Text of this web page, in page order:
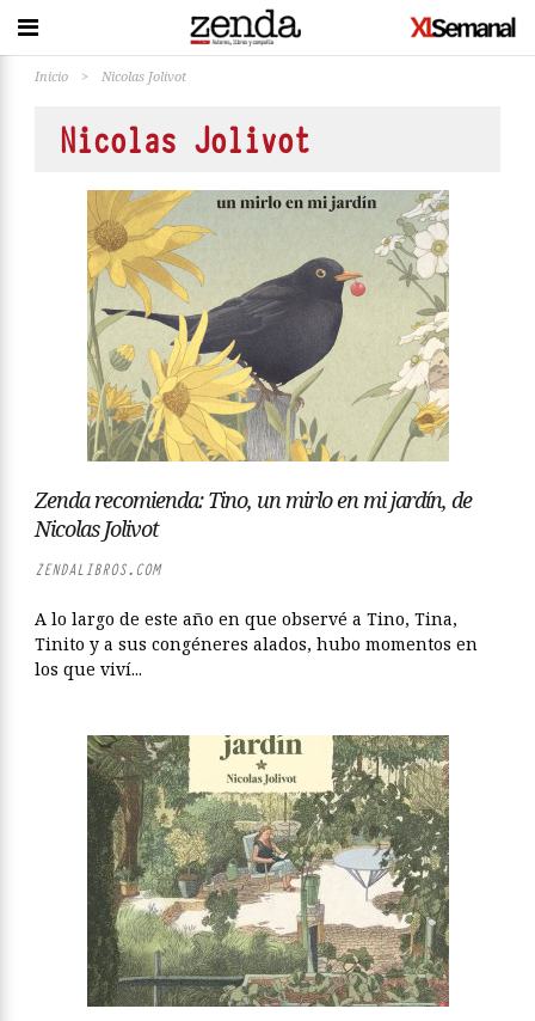
Inicio > Nicolas Jolivot
Nicolas Jolivot
Zenda recomienda: Tino, un mirlo en mi jardín, de
Nicolas Jolivot
ZENDALIBROS.COM
A lo largo de este año en que observé a Tino, Tina,
Tinito y a sus congéneres alados, hubo momentos en
los que viví...